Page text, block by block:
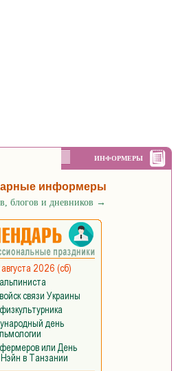
ИНФОРМЕРЫ
информеры
блогов и дневников →